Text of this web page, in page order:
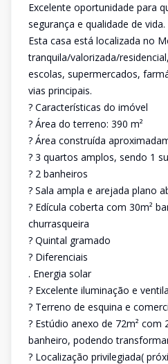
Excelente oportunidade para
segurança e qualidade de vida.
Esta casa está localizada no
tranquila/valorizada/
escolas, supermercados,
vias principais.
? Características do imóvel
? Área do terreno: 390 m²
? Área construída
? 3 quartos amplos, sendo 1
? 2 banheiros
? Sala ampla e arejada plano
? Edícula coberta com 30m²
churrasqueira
? Quintal gramado
? Diferenciais
. Energia solar
? Excelente iluminação e
? Terreno de esquina e
? Estúdio anexo de 72m² com
banheiro, podendo
? Localização privilegiada(